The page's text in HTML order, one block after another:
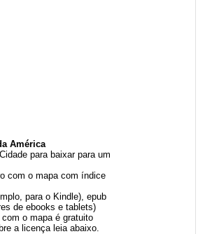
América
para baixar para um
com o mapa com índice
para o Kindle), epub
de ebooks e tablets)
o mapa é gratuito
a licença leia abaixo.